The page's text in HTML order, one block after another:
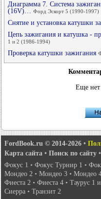
Диаграмма 7. Система
(16V)… Форд Эскорт 5 (1990-1997)
Снятие и установка катушки
Цепь зажигания и катушка -
1 и 2 (1986-1994)
Проверка катушки зажигания
Еще нет
FordBook.ru © 2014-2026 •
Карта сайта • Поиск по сайту •
Фокус 1 • Фокус Турнир 1 •
Мондео 2 • Мондео 3 • Мондео
Фиеста 2 • Фиеста 4 • Таурус 1
Сиерра • Транзит 2